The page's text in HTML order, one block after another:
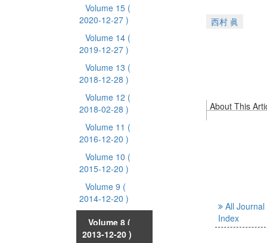
Volume 15 (
2020-12-27 )
Volume 14 (
2019-12-27 )
Volume 13 (
2018-12-28 )
Volume 12 (
2018-02-28 )
Volume 11 (
2016-12-20 )
Volume 10 (
2015-12-20 )
Volume 9 (
2014-12-20 )
Volume 8 (
2013-12-20 )
西村 眞
About This
All Journal
Index